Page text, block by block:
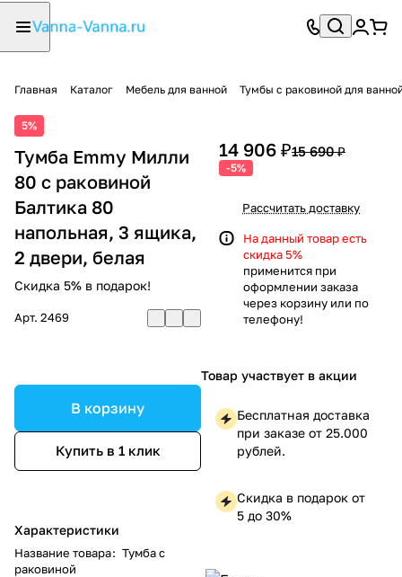
Главная Каталог Мебель для ванной Тумбы с раковиной для
5%
Тумба Emmy Милли
80 с раковиной
Балтика 80
напольная, 3 ящика,
2 двери, белая
Скидка 5% в подарок!
Арт. 2469
В корзину
Купить в 1 клик
Характеристики
Название товара: Тумба с
раковиной
14 906 ₽15 690 ₽
-5%
Рассчитать доставку
На данный товар есть
скидка 5%
применится при
оформлении заказа
через корзину или по
телефону!
Товар участвует в акции
Бесплатная доставка
при заказе от 25.000
рублей.
Скидка в подарок от
5 до 30%